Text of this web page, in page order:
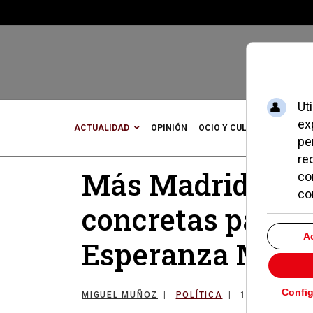
ACTUALIDAD OPINIÓN OCIO Y CULTURA
Más Madrid
concretas para
Esperanza
MIGUEL MUÑOZ POLÍTICA 18